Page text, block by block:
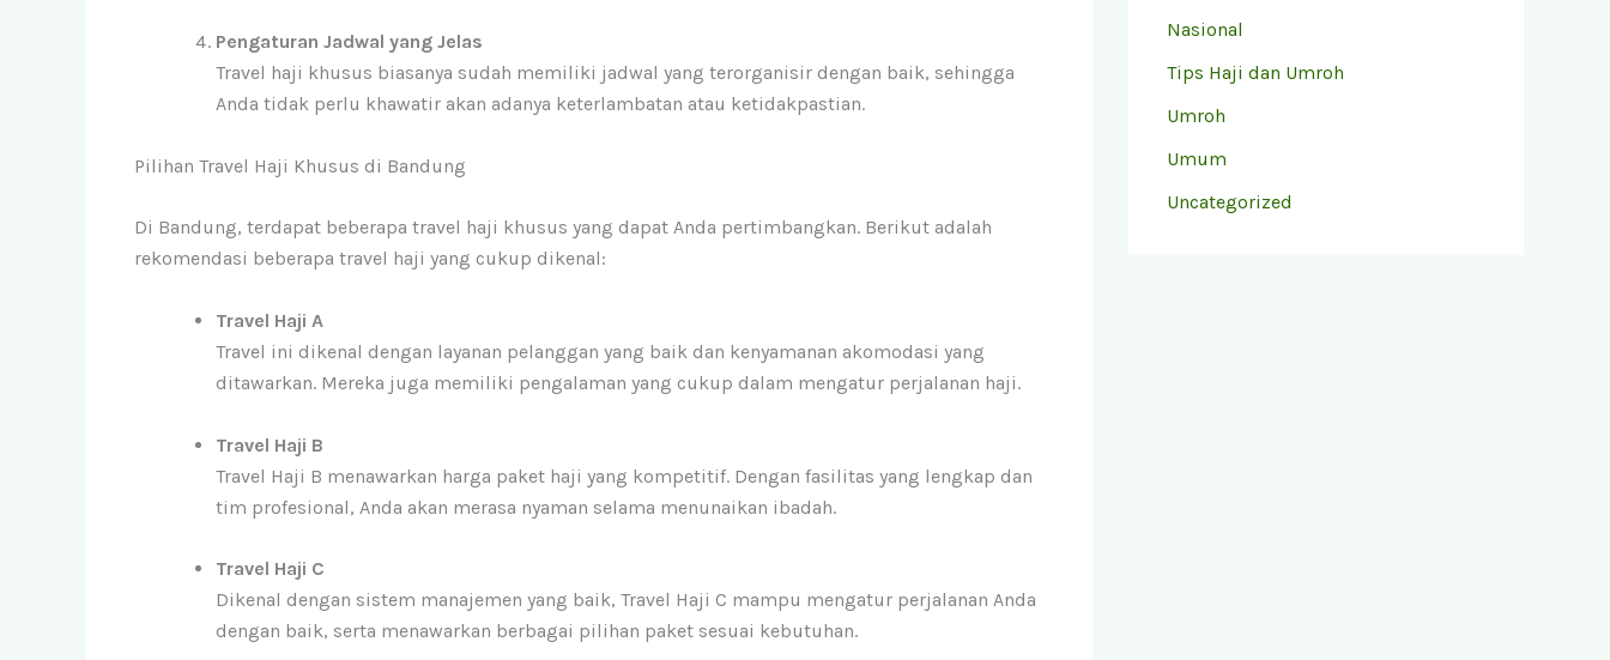
Pengaturan Jadwal yang Jelas
Travel haji khusus biasanya sudah memiliki jadwal yang terorganisir dengan baik, sehingga
Anda tidak perlu khawatir akan adanya keterlambatan atau ketidakpastian.
Pilihan Travel Haji Khusus di Bandung
Di Bandung, terdapat beberapa travel haji khusus yang dapat Anda pertimbangkan. Berikut adalah
rekomendasi beberapa travel haji yang cukup dikenal:
Travel Haji A
Travel ini dikenal dengan layanan pelanggan yang baik dan kenyamanan akomodasi yang
ditawarkan. Mereka juga memiliki pengalaman yang cukup dalam mengatur perjalanan haji.
Travel Haji B
Travel Haji B menawarkan harga paket haji yang kompetitif. Dengan fasilitas yang lengkap dan
tim profesional, Anda akan merasa nyaman selama menunaikan ibadah.
Travel Haji C
Dikenal dengan sistem manajemen yang baik, Travel Haji C mampu mengatur perjalanan Anda
dengan baik, serta menawarkan berbagai pilihan paket sesuai kebutuhan.
Nasional
Tips Haji dan Umroh
Umroh
Umum
Uncategorized